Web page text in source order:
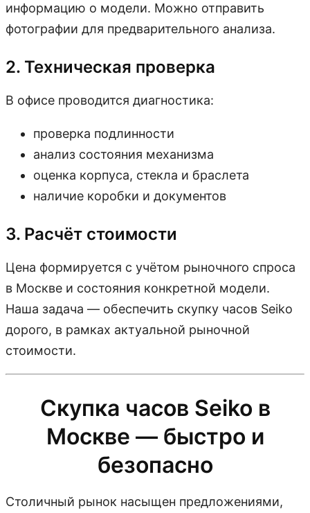
информацию о модели. Можно отправить
фотографии для предварительного анализа.
2. Техническая проверка
В офисе проводится диагностика:
проверка подлинности
анализ состояния механизма
оценка корпуса, стекла и браслета
наличие коробки и документов
3. Расчёт стоимости
Цена формируется с учётом рыночного спроса
в Москве и состояния конкретной модели.
Наша задача — обеспечить скупку часов Seiko
дорого, в рамках актуальной рыночной
стоимости.
Скупка часов Seiko в
Москве — быстро и
безопасно
Столичный рынок насыщен предложениями,